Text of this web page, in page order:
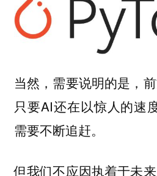
当然，需要说明的是，
只要AI还在以惊人的速
需要不断追赶。
但我们不应因执着于未